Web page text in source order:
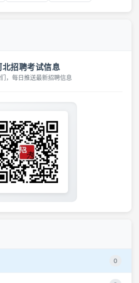
北招聘考试信息
，每日推送最新招聘信息
0